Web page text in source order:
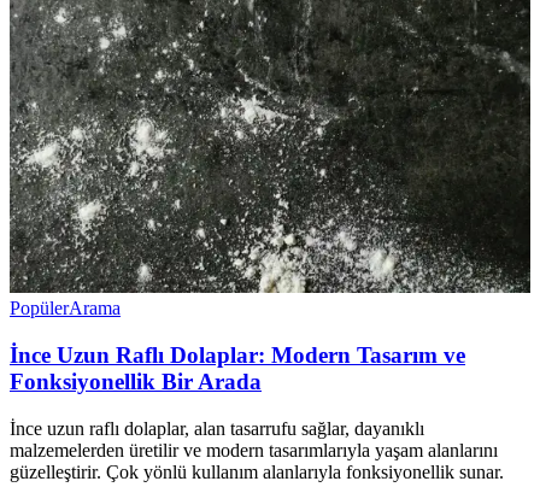
PopülerArama
İnce Uzun Raflı Dolaplar: Modern Tasarım ve
Fonksiyonellik Bir Arada
İnce uzun raflı dolaplar, alan tasarrufu sağlar, dayanıklı
malzemelerden üretilir ve modern tasarımlarıyla yaşam alanlarını
güzelleştirir. Çok yönlü kullanım alanlarıyla fonksiyonellik sunar.